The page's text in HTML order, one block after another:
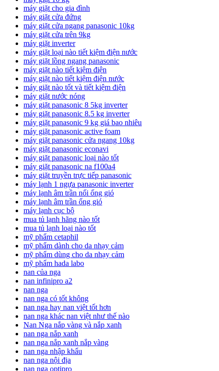
máy giặt cho gia đình
máy giặt cửa đứng
máy giặt cửa ngang panasonic 10kg
máy giặt cửa trên 9kg
máy giặt inverter
máy giặt loại nào tiết kiệm điện nước
máy giặt lồng ngang panasonic
máy giặt nào tiết kiệm điện
máy giặt nào tiết kiệm điện nước
máy giặt nào tốt và tiết kiệm điện
máy giặt nước nóng
máy giặt panasonic 8 5kg inverter
máy giặt panasonic 8.5 kg inverter
máy giặt panasonic 9 kg giá bao nhiêu
máy giặt panasonic active foam
máy giặt panasonic cửa ngang 10kg
máy giặt panasonic econavi
máy giặt panasonic loại nào tốt
máy giặt panasonic na f100a4
máy giặt truyền trực tiếp panasonic
máy lạnh 1 ngựa panasonic inverter
máy lạnh âm trần nối ống gió
máy lạnh âm trần ống gió
máy lạnh cục bộ
mua tủ lạnh hãng nào tốt
mua tủ lạnh loại nào tốt
mỹ phẩm cetaphil
mỹ phẩm dành cho da nhạy cảm
mỹ phẩm dùng cho da nhạy cảm
mỹ phẩm hada labo
nan của nga
nan infinipro a2
nan nga
nan nga có tốt không
nan nga hay nan việt tốt hơn
nan nga khác nan việt như thế nào
Nan Nga nắp vàng và nắp xanh
nan nga nắp xanh
nan nga nắp xanh nắp vàng
nan nga nhập khẩu
nan nga nội địa
nan nga optipro